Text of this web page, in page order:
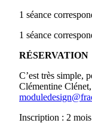
1 séance
1 séance
RÉSERVATION
C’est très simple,
Clémentine
Inscription : 2 mois